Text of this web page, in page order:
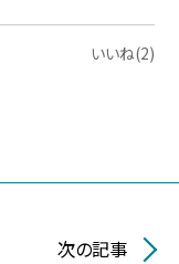
いいね(2)
次の記事